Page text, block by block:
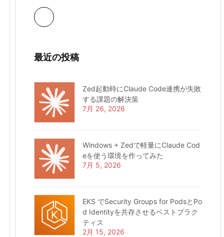
最近の投稿
Zed起動時にClaude Code連携が失敗
する課題の解決策
7月 26, 2026
Windows + Zedで軽量にClaude Cod
eを使う環境を作ってみた
7月 5, 2026
EKS でSecurity Groups for PodsとPo
d Identityを共存させるベストプラク
ティス
2月 15, 2026